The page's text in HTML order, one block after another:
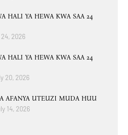
HALI YA HEWA KWA SAA 24
2026
HALI YA HEWA KWA SAA 24
20, 2026
AFANYA UTEUZI MUDA HUU
14, 2026